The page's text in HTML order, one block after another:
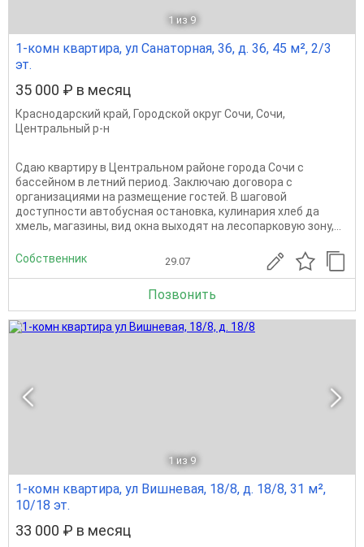
1 из 9
1-комн квартира, ул Санаторная, 36, д. 36, 45 м², 2/3
эт.
35 000 ₽ в месяц
Краснодарский край, Городской округ Сочи, Сочи,
Центральный р-н
Сдаю квартиру в Центральном районе города Сочи с
бассейном в летний период. Заключаю договора с
организациями на размещение гостей. В шаговой
доступности автобусная остановка, кулинария хлеб да
хмель, магазины, вид окна выходят на лесопарковую зону,...
Собственник 29.07
Позвонить
1 из 9
1-комн квартира, ул Вишневая, 18/8, д. 18/8, 31 м²,
10/18 эт.
33 000 ₽ в месяц